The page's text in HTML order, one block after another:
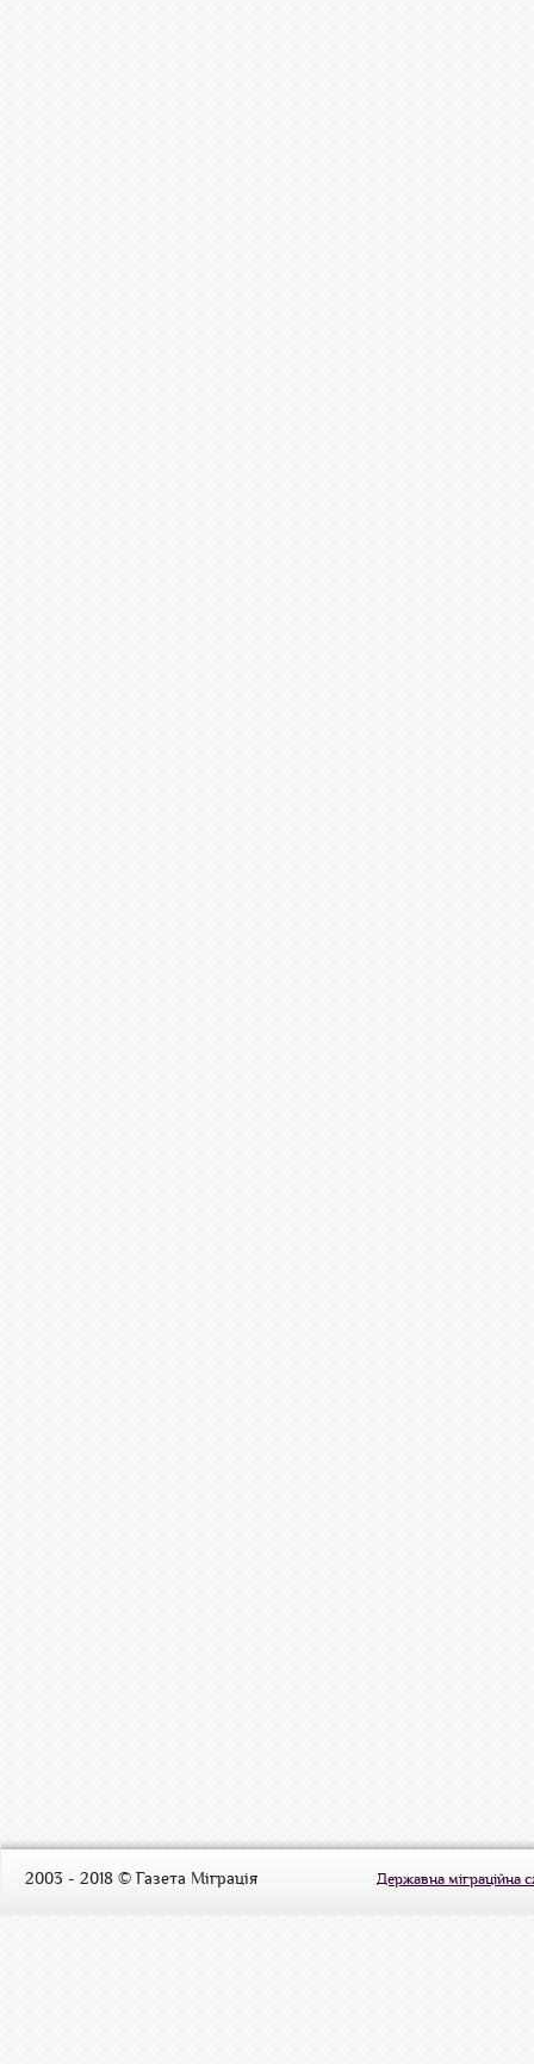
2003 - 2018 © Газета Міграція Державна міграційна